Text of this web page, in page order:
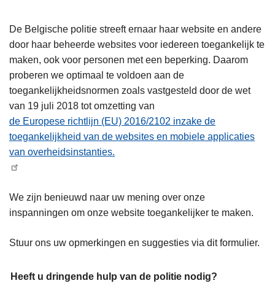
De Belgische politie streeft ernaar haar website en andere
door haar beheerde websites voor iedereen toegankelijk te
maken, ook voor personen met een beperking. Daarom
proberen we optimaal te voldoen aan de
toegankelijkheidsnormen zoals vastgesteld door de wet
van 19 juli 2018 tot omzetting van
de Europese richtlijn (EU) 2016/2102 inzake de
toegankelijkheid van de websites en mobiele applicaties
van overheidsinstanties.
We zijn benieuwd naar uw mening over onze
inspanningen om onze website toegankelijker te maken.
Stuur ons uw opmerkingen en suggesties via dit formulier.
Heeft u dringende hulp van de politie nodig?